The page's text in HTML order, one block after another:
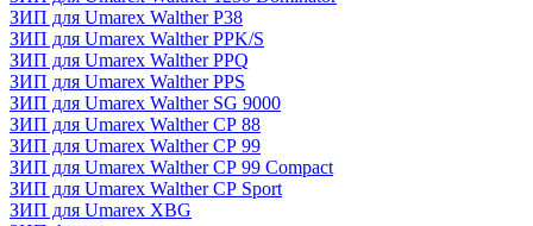
ЗИП для Umarex Walther P38
ЗИП для Umarex Walther PPK/S
ЗИП для Umarex Walther PPQ
ЗИП для Umarex Walther PPS
ЗИП для Umarex Walther SG 9000
ЗИП для Umarex Walther СР 88
ЗИП для Umarex Walther СР 99
ЗИП для Umarex Walther СР 99 Compact
ЗИП для Umarex Walther СР Sport
ЗИП для Umarex XBG